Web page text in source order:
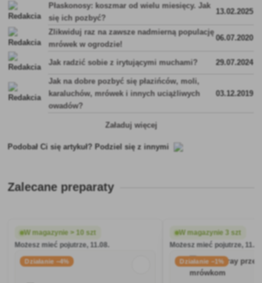
Płaskonosy: koszmar od wielu miesięcy. Jak
się ich pozbyć?
13.02.2025
Zlikwiduj raz na zawsze nadmierną populację
mrówek w ogrodzie!
06.07.2020
Jak radzić sobie z irytującymi muchami? 29.07.2024
Jak na dobre pozbyć się płazińców, moli,
karaluchów, mrówek i innych uciążliwych
owadów?
03.12.2019
Załaduj więcej
Podobał Ci się artykuł? Podziel się z innymi
Zalecane preparaty
W magazynie > 10 szt
Możesz mieć pojutrze, 11.08.
Działanie −4%
W magazynie 3 szt
Możesz mieć pojutrze,
Działanie −1%